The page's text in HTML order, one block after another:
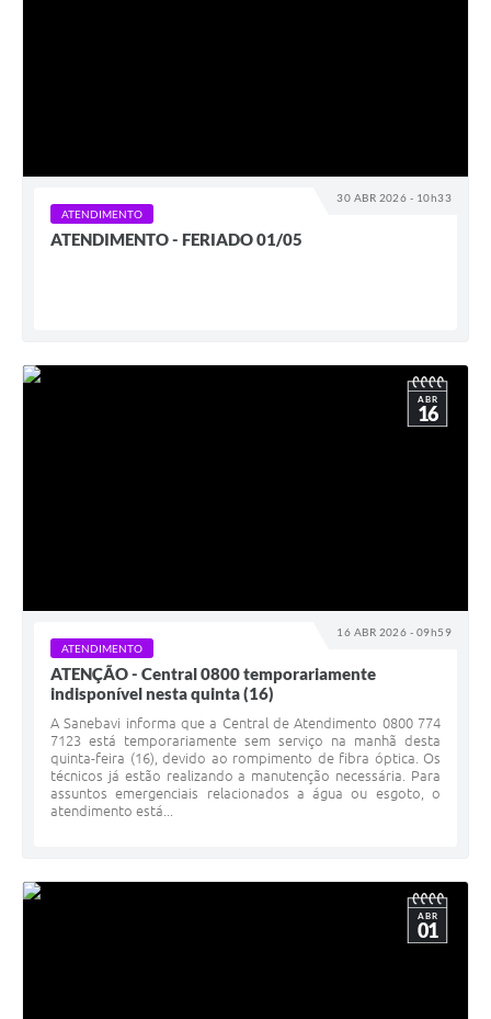
30 ABR 2026 - 10h33
ATENDIMENTO
ATENDIMENTO - FERIADO 01/05
16 ABR 2026 - 09h59
ABR
16
ATENDIMENTO
ATENÇÃO - Central 0800 temporariamente
indisponível nesta quinta (16)
A Sanebavi informa que a Central de Atendimento 0800 774
7123 está temporariamente sem serviço na manhã desta
quinta-feira (16), devido ao rompimento de fibra óptica. Os
técnicos já estão realizando a manutenção necessária. Para
assuntos emergenciais relacionados a água ou esgoto, o
atendimento está...
ABR
01